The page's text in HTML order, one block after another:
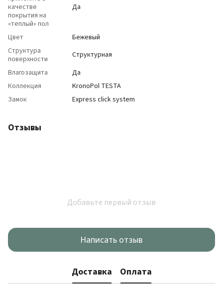
качестве
покрытия на
«теплый» пол
Да
Цвет
Бежевый
Структура
поверхности
Структурная
Влагозащита
Да
Коллекция
KronoPol TESTA
Замок
Express click system
Отзывы
Добавьте первый отзыв
Написать отзыв
Доставка Оплата